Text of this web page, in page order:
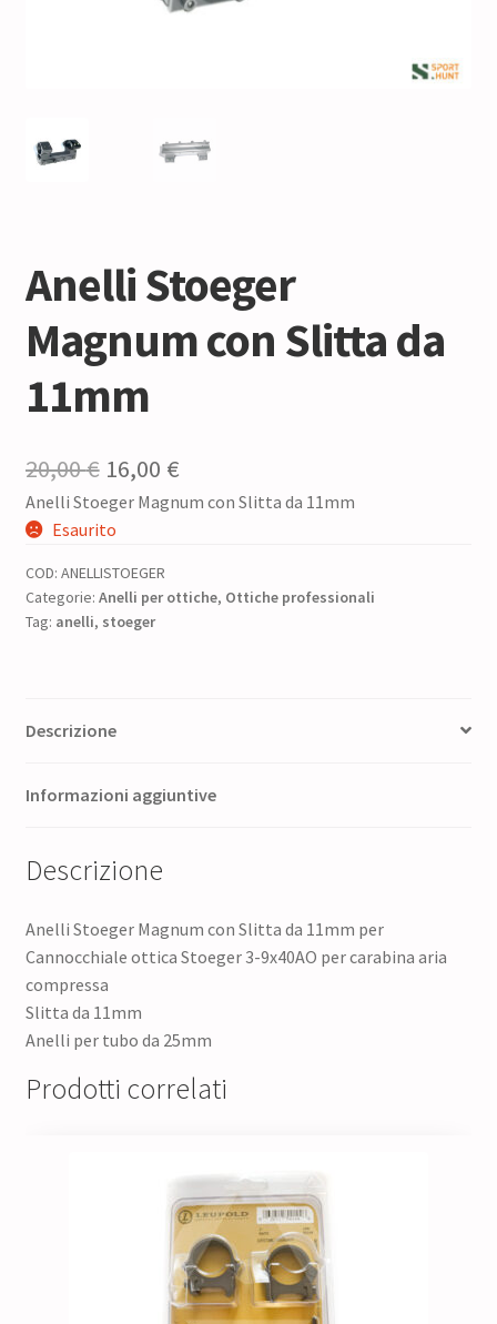
Anelli Stoeger
Magnum con Slitta da
11mm
20,00€ Il
prezzo
era:
20,00 €.
16,00 €Il
prezzo
è:
Anelli Stoeger Magnum con Slitta da 11mm
Esaurito
COD: ANELLISTOEGER
Categorie: Anelli per ottiche, Ottiche professionali
Tag: anelli, stoeger
Descrizione
Informazioni aggiuntive
Descrizione
Anelli Stoeger Magnum con Slitta da 11mm per
Cannocchiale ottica Stoeger 3-9x40AO per carabina aria
compressa
Slitta da 11mm
Anelli per tubo da 25mm
Prodotti correlati